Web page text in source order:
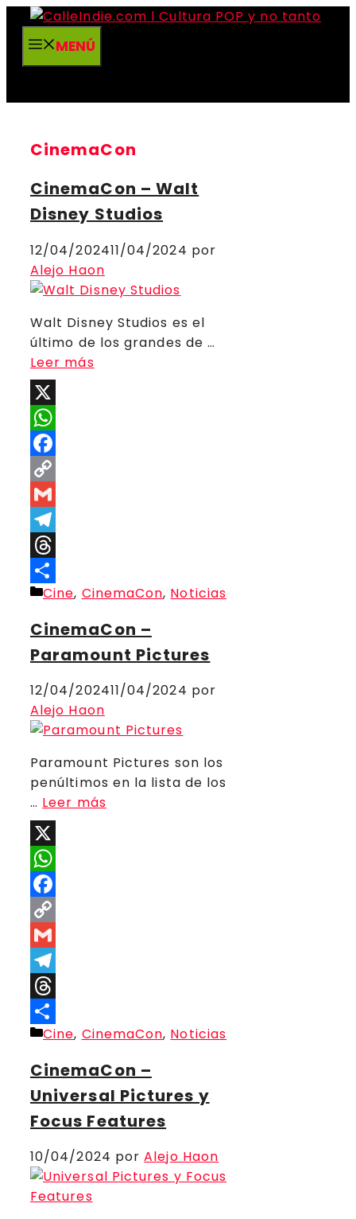
Saltar
contenidoMENÚ
CinemaCon
CinemaCon – Walt
Disney Studios
12/04/202411/04/2024 por
Alejo Haon
Walt Disney Studios es el
último de los grandes de …
Leer más
X
WhatsApp
Facebook
Copy
Link
Gmail
Telegram
Threads
Compartir
Categorías
Cine, CinemaCon, Noticias
CinemaCon –
Paramount Pictures
12/04/202411/04/2024 por
Alejo Haon
Paramount Pictures son los
penúltimos en la lista de los
… Leer más
X
WhatsApp
Facebook
Copy
Link
Gmail
Telegram
Threads
Compartir
Categorías
Cine, CinemaCon, Noticias
CinemaCon –
Universal Pictures y
Focus Features
10/04/2024 porAlejo Haon